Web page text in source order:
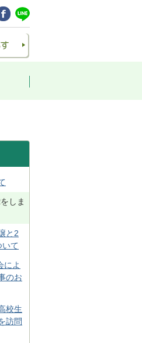
しま
と2
いて
によ
のお
校生
訪問